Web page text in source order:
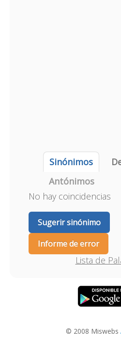
Sinónimos
Antónimos
No hay coincidencias
Sugerir sinónimo
Informe de error
Lista de
© 2008 Miswebs